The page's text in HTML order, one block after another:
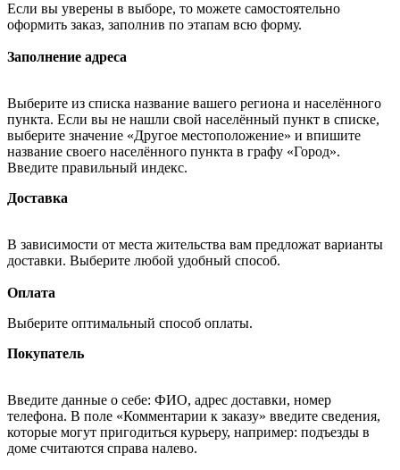
Если вы уверены в выборе, то можете самостоятельно
оформить заказ, заполнив по этапам всю форму.
Заполнение адреса
Выберите из списка название вашего региона и населённого
пункта. Если вы не нашли свой населённый пункт в списке,
выберите значение «Другое местоположение» и впишите
название своего населённого пункта в графу «Город».
Введите правильный индекс.
Доставка
В зависимости от места жительства вам предложат варианты
доставки. Выберите любой удобный способ.
Оплата
Выберите оптимальный способ оплаты.
Покупатель
Введите данные о себе: ФИО, адрес доставки, номер
телефона. В поле «Комментарии к заказу» введите сведения,
которые могут пригодиться курьеру, например: подъезды в
доме считаются справа налево.